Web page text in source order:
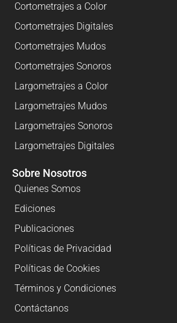
Cortometrajes a Color
Cortometrajes Digitales
Cortometrajes Mudos
Cortometrajes Sonoros
Largometrajes a Color
Largometrajes Mudos
Largometrajes Sonoros
Largometrajes Digitales
Sobre Nosotros
Quienes Somos
Ediciones
Publicaciones
Políticas de Privacidad
Políticas de Cookies
Términos y Condiciones
Contáctanos